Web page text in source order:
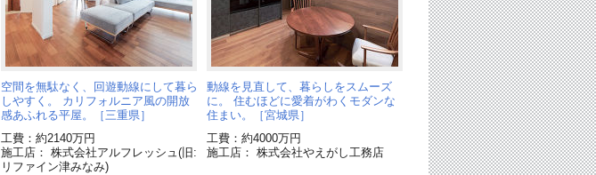
空間を無駄なく、回遊動線にして暮ら
しやすく。 カリフォルニア風の開放
感あふれる平屋。［三重県］
工費：約2140万円
施工店： 株式会社アルフレッシュ(旧:
リファイン津みなみ)
動線を見直して、暮らしをスムーズ
に。 住むほどに愛着がわくモダンな
住まい。［宮城県］
工費：約4000万円
施工店： 株式会社やえがし工務店